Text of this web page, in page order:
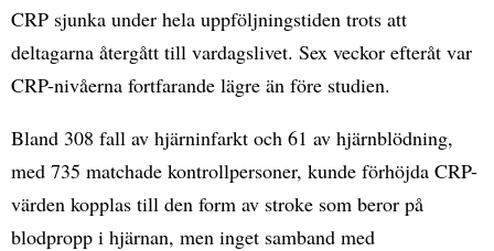
CRP sjunka under hela uppföljningstiden trots att
deltagarna återgått till vardagslivet. Sex veckor efteråt var
CRP-nivåerna fortfarande lägre än före studien.
Bland 308 fall av hjärninfarkt och 61 av hjärnblödning,
med 735 matchade kontrollpersoner, kunde förhöjda CRP-
värden kopplas till den form av stroke som beror på
blodpropp i hjärnan, men inget samband med